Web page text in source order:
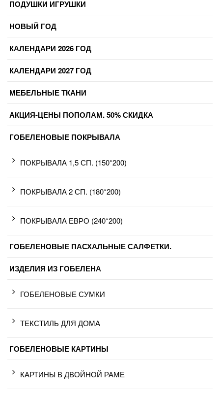
ПОДУШКИ ИГРУШКИ
НОВЫЙ ГОД
КАЛЕНДАРИ 2026 ГОД
КАЛЕНДАРИ 2027 ГОД
МЕБЕЛЬНЫЕ ТКАНИ
АКЦИЯ-ЦЕНЫ ПОПОЛАМ. 50% СКИДКА
ГОБЕЛЕНОВЫЕ ПОКРЫВАЛА
ПОКРЫВАЛА 1,5 СП. (150*200)
ПОКРЫВАЛА 2 СП. (180*200)
ПОКРЫВАЛА ЕВРО (240*200)
ГОБЕЛЕНОВЫЕ ПАСХАЛЬНЫЕ САЛФЕТКИ.
ИЗДЕЛИЯ ИЗ ГОБЕЛЕНА
ГОБЕЛЕНОВЫЕ СУМКИ
ТЕКСТИЛЬ ДЛЯ ДОМА
ГОБЕЛЕНОВЫЕ КАРТИНЫ
КАРТИНЫ В ДВОЙНОЙ РАМЕ